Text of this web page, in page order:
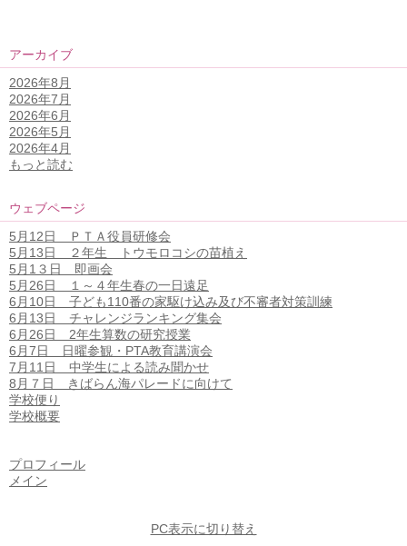
アーカイブ
2026年8月
2026年7月
2026年6月
2026年5月
2026年4月
もっと読む
ウェブページ
5月12日 ＰＴＡ役員研修会
5月13日 ２年生 トウモロコシの苗植え
5月1３日 即画会
5月26日 １～４年生春の一日遠足
6月10日 子ども110番の家駆け込み及び不審者対策訓練
6月13日 チャレンジランキング集会
6月26日 2年生算数の研究授業
6月7日 日曜参観・PTA教育講演会
7月11日 中学生による読み聞かせ
8月７日 きばらん海パレードに向けて
学校便り
学校概要
プロフィール
メイン
PC表示に切り替え